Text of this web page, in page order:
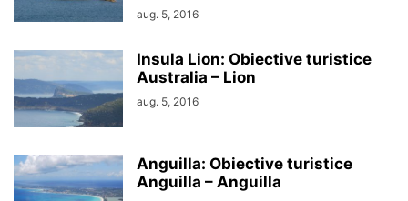
aug. 5, 2016
Insula Lion: Obiective turistice
Australia – Lion
aug. 5, 2016
Anguilla: Obiective turistice
Anguilla – Anguilla